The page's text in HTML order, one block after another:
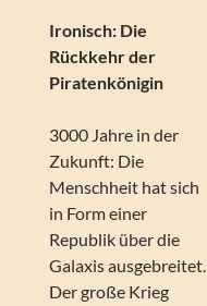
Ironisch: Die
Rückkehr der
Piratenkönigin
3000 Jahre in der
Zukunft: Die
Menschheit hat sich
in Form einer
Republik über die
Galaxis ausgebreitet.
Der große Krieg